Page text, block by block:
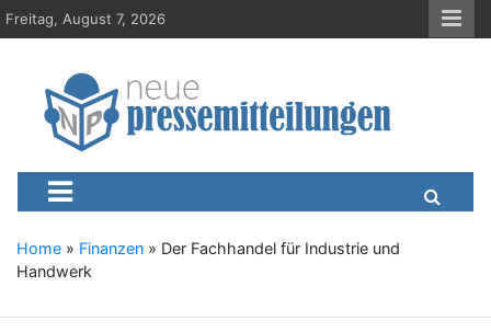
S
k
Freitag, August 7, 2026
Neue-
Presseportal, Nachrichten, News, Meldungen, Wirtschaft
Home » Finanzen » Der Fachhandel für Industrie und
Handwerk